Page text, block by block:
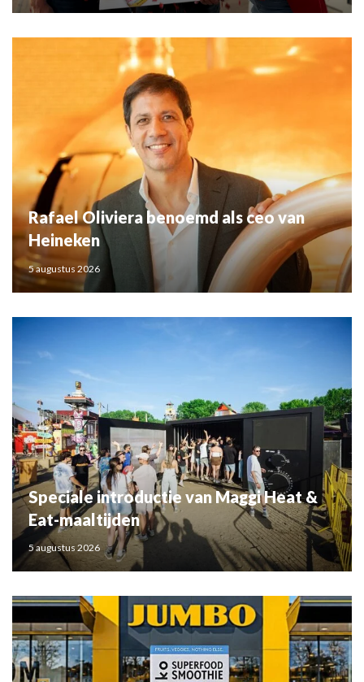
Rafael Oliviera benoemd als ceo van
Heineken
5 augustus 2026
Speciale introductie van Maggi Heat &
Eat-maaltijden
5 augustus 2026